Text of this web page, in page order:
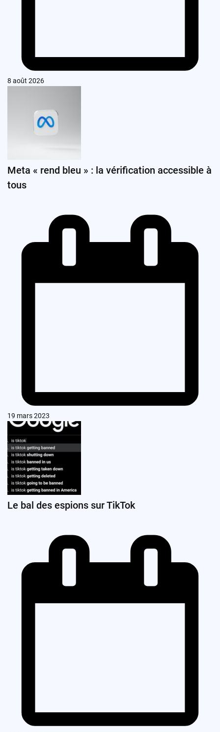
8 août 2026
Meta « rend bleu » : la vérification accessible à
tous
19 mars 2023
Le bal des espions sur TikTok